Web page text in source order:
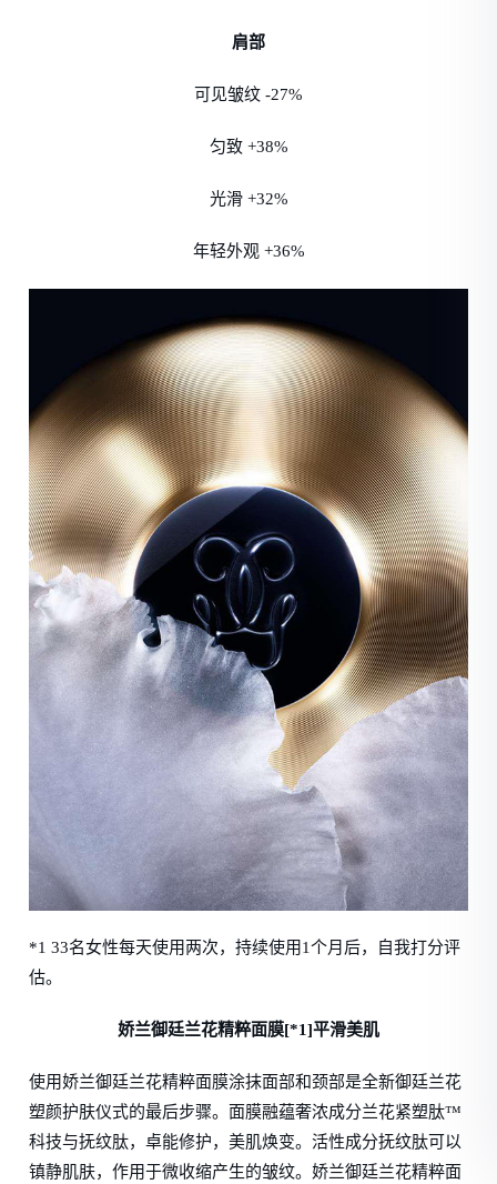
肩部
可见皱纹 -27%
匀致 +38%
光滑 +32%
年轻外观 +36%
*1 33名女性每天使用两次，持续使用1个月后，自我打分评
估。
娇兰御廷兰花精粹面膜[*1]平滑美肌
使用娇兰御廷兰花精粹面膜涂抹面部和颈部是全新御廷兰花
塑颜护肤仪式的最后步骤。面膜融蕴奢浓成分兰花紧塑肽™
科技与抚纹肽，卓能修护，美肌焕变。活性成分抚纹肽可以
镇静肌肤，作用于微收缩产生的皱纹。娇兰御廷兰花精粹面